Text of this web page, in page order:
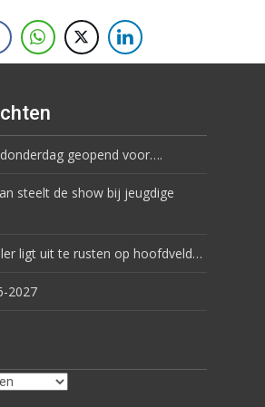
geopend voor….
steelt de show bij jeugdige
ligt uit te rusten op hoofdveld…
2027